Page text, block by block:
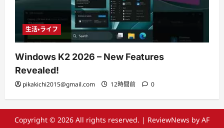
生活・ライフ
Windows K2 2026 – New Features
Revealed!
pikakichi2015@gmail.com 12時間前 0
Copyright © 2026 All rights reserved. | ReviewNews by AF